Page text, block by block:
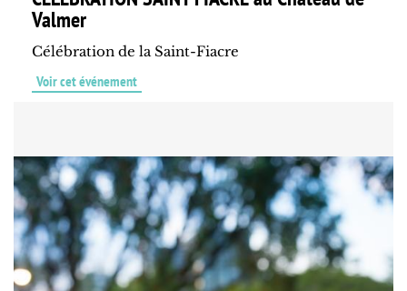
Valmer
Célébration de la Saint-Fiacre
Voir cet événement